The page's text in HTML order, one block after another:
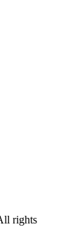
rights